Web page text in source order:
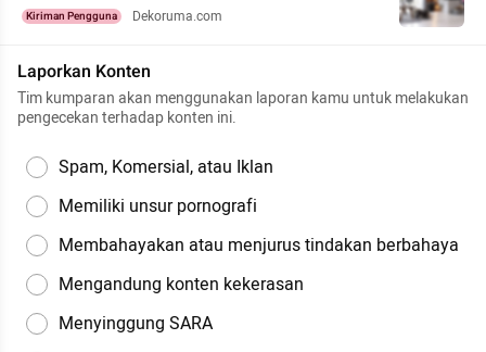
Kiriman Pengguna Dekoruma.com
Laporkan Konten
Tim kumparan akan menggunakan laporan kamu untuk melakukan
pengecekan terhadap konten ini.
Spam, Komersial, atau Iklan
Memiliki unsur pornografi
Membahayakan atau menjurus tindakan berbahaya
Mengandung konten kekerasan
Menyinggung SARA